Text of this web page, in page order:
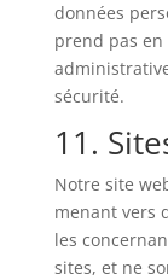
données
prend pas en
sécurité.
11.
Notre site
menant vers
les
sites, et ne